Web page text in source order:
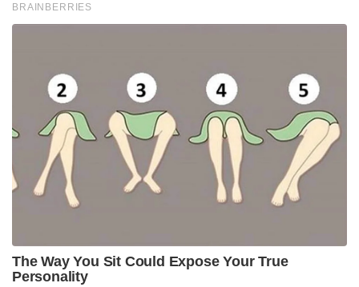
BRAINBERRIES
The Way You Sit Could Expose Your True
Personality